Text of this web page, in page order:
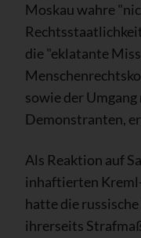
Moskau wahre
die "eklatante
sowie der
Demonstranten,
Als Reaktion auf
inhaftierten
hatte die
ihrerseits